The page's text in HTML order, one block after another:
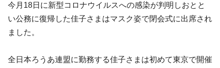
今月18日に新型コロナウイルスへの感染が判明しおとと
い公務に復帰した佳子さまはマスク姿で閉会式に出席され
ました。
全日本ろうあ連盟に勤務する佳子さまは初めて東京で開催